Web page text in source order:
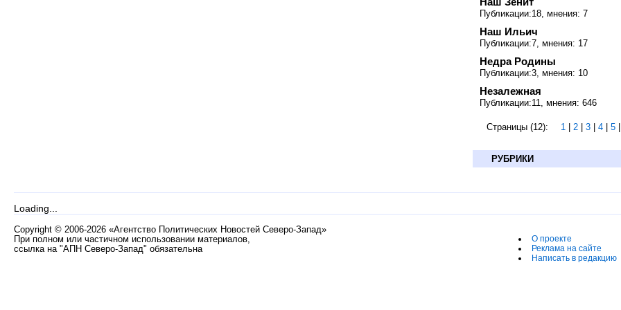
Публикации:18, мнения: 7
Наш Ильич
Публикации:7, мнения: 17
Недра Родины
Публикации:3, мнения: 10
Незалежная
Публикации:11, мнения: 646
Страницы (12): 1 2 3 4 5
РУБРИКИ
Loading...
Copyright © 2006-2026 «Агентство Политических Новостей Северо-Запад»
При полном или частичном использовании материалов,
ссылка на "АПН Северо-Запад" обязательна
О проекте
Реклама на сайте
Написать в редакцию